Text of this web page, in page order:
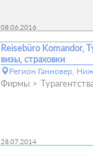
08.06.2016
Reisebüro Komandor,
визы, страховки
Регион Ганновер,
Фирмы
28.07.2014